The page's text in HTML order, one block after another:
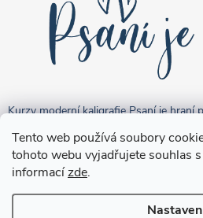
Tento web používá soubory
tohoto webu vyjadřujete souhlas
informacízde.
Kurzy moderní kaligrafie Psaní je hraní
pokročilejší "kreativce".